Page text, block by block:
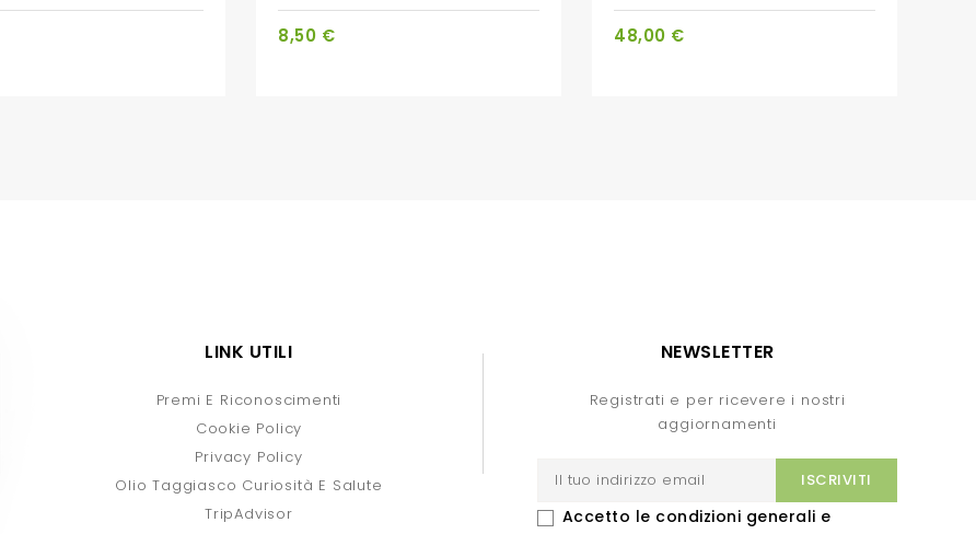
8,50 € 48,00 €
LINK UTILI
Premi E Riconoscimenti
Cookie Policy
Privacy Policy
Olio Taggiasco Curiosità E Salute
TripAdvisor
NEWSLETTER
Registrati e per ricevere i nostri
aggiornamenti
Accetto le condizioni generali e